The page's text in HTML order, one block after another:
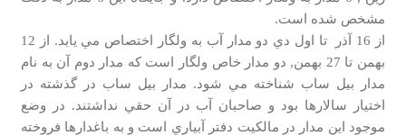
مشخص شده است.
از 16 آذر تا اول دي دو مدار آب به ولگار اختصاص مي يابد. از 12
بهمن تا 27 بهمن, دو مدار خاص ولگار است كه مدار دوم آن به نام
مدار بيل ساب شناخته مي شود. مدار بيل ساب در گذشته در
اختيار سالارها بود و صاحبان آب در آن حقي نداشتند. در وضع
موجود اين مدار در مالكيت دفتر آبياري است و به باغدارها فروخته